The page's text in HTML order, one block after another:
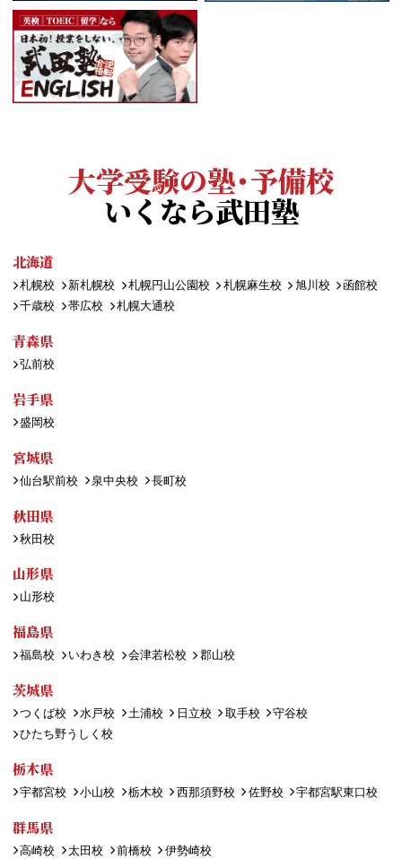
大学受験の塾・予備校
いくなら武田塾
北海道
札幌校 新札幌校 札幌円山公園校 札幌麻生校 旭川校
函館校
千歳校
帯広校 札幌大通校
青森県
弘前校
岩手県
盛岡校
宮城県
仙台駅前校 泉中央校 長町校
秋田県
秋田校
山形県
山形校
福島県
福島校 いわき校 会津若松校 郡山校
茨城県
つくば校 水戸校 土浦校 日立校 取手校
守谷校
ひたち野うしく校
栃木県
宇都宮校 小山校 栃木校 西那須野校 佐野校 宇都宮駅東口校
群馬県
高崎校 太田校 前橋校 伊勢崎校